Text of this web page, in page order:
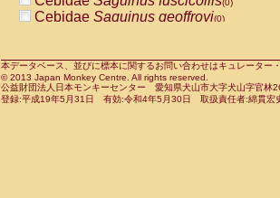
CercopithecidaeCercocebushybrid
CercopithecidaePapio anubis(0)
CercopithecidaePapio cynocephalus
CercopithecidaePapio hamadryas(0)
(0)
Cebidae Saguinus geoffroyi(0)
CebidaeSaguinus leucopus(0)
CebidaeSaguinus midas(0)
Cebidae Saguinus mystax(0)
本データベース、並びに標本に関するお問い合わせはキュレータ
© 2013 Japan Monkey Centre. All rights reserved.
公益財団法人日本モンキーセンター 愛知県犬山市大字犬山字官
登録:平成19年5月31日 有効:令和4年5月30日 取扱責任者:綿貫宏